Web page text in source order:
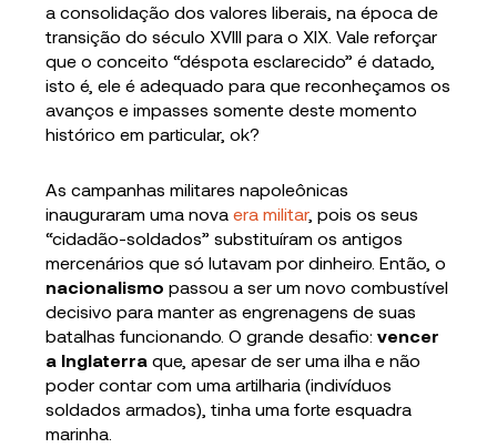
a consolidação dos valores liberais, na época de
transição do século XVIII para o XIX. Vale reforçar
que o conceito “déspota esclarecido” é datado,
isto é, ele é adequado para que reconheçamos os
avanços e impasses somente deste momento
histórico em particular, ok?
As campanhas militares napoleônicas
inauguraram uma novaera militar, pois os seus
“cidadão-soldados” substituíram os antigos
mercenários que só lutavam por dinheiro. Então, o
nacionalismopassou a ser um novo combustível
decisivo para manter as engrenagens de suas
batalhas funcionando. O grande desafio:vencer
a Inglaterraque, apesar de ser uma ilha e não
poder contar com uma artilharia (indivíduos
soldados armados), tinha uma forte esquadra
marinha.